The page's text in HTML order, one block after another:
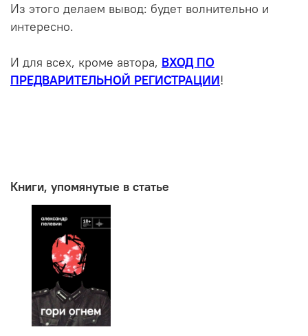
Из этого делаем вывод: будет волнительно и
интересно.
И для всех, кроме автора, ВХОД ПО
ПРЕДВАРИТЕЛЬНОЙ РЕГИСТРАЦИИ!
Книги, упомянутые в статье